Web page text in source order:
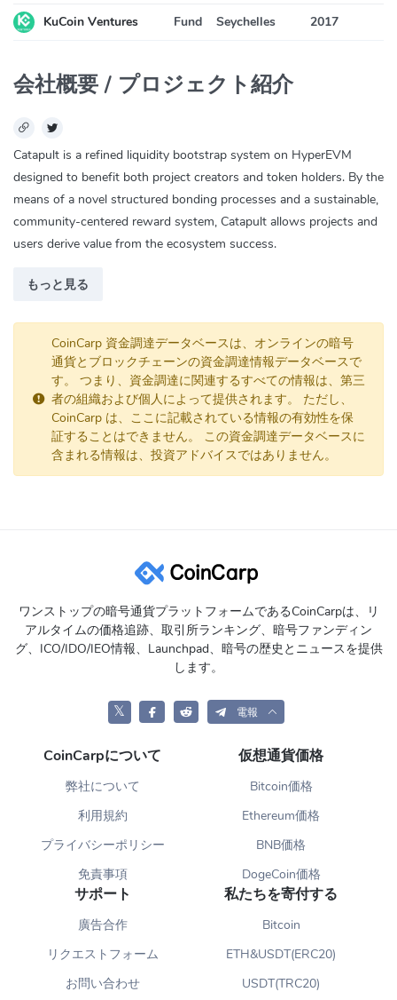
KuCoin Ventures Fund Seychelles 2017
会社概要 / プロジェクト紹介
Catapult is a refined liquidity bootstrap system on HyperEVM
designed to benefit both project creators and token holders. By the
means of a novel structured bonding processes and a sustainable,
community-centered reward system, Catapult allows projects and
users derive value from the ecosystem success.
もっと見る
CoinCarp 資金調達データベースは、オンラインの暗号
通貨とブロックチェーンの資金調達情報データベースで
す。 つまり、資金調達に関連するすべての情報は、第三
者の組織および個人によって提供されます。 ただし、
CoinCarp は、ここに記載されている情報の有効性を保
証することはできません。 この資金調達データベースに
含まれる情報は、投資アドバイスではありません。
ワンストップの暗号通貨プラットフォームであるCoinCarpは、リ
アルタイムの価格追跡、取引所ランキング、暗号ファンディン
グ、ICO/IDO/IEO情報、Launchpad、暗号の歴史とニュースを提供
します。
𝕏 電報
CoinCarpについて
弊社について
利用規約
プライバシーポリシー
免責事項
仮想通貨価格
Bitcoin価格
Ethereum価格
BNB価格
DogeCoin価格
サポート
廣告合作
リクエストフォーム
お問い合わせ
私たちを寄付する
Bitcoin
ETH&USDT(ERC20)
USDT(TRC20)